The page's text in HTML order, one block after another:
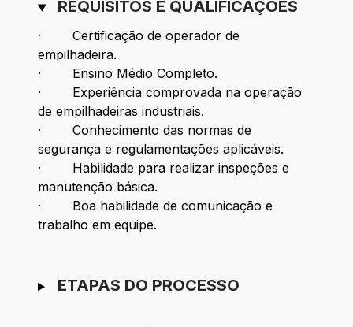
REQUISITOS E QUALIFICAÇÕES
· Certificação de operador de
empilhadeira.
· Ensino Médio Completo.
· Experiência comprovada na operação
de empilhadeiras industriais.
· Conhecimento das normas de
segurança e regulamentações aplicáveis.
· Habilidade para realizar inspeções e
manutenção básica.
· Boa habilidade de comunicação e
trabalho em equipe.
ETAPAS DO PROCESSO